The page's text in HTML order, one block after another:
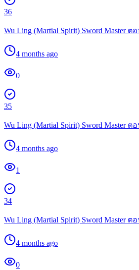
36
Wu Ling (Martial Spirit) Sword Master ต
4 months ago
0
35
Wu Ling (Martial Spirit) Sword Master ต
4 months ago
1
34
Wu Ling (Martial Spirit) Sword Master ต
4 months ago
0